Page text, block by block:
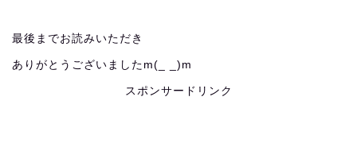
最後までお読みいただき
ありがとうございましたm(_ _)m
スポンサードリンク